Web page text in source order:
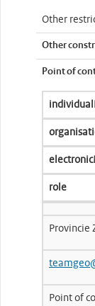
Other
Other
Point of
role
Provincie
Point of